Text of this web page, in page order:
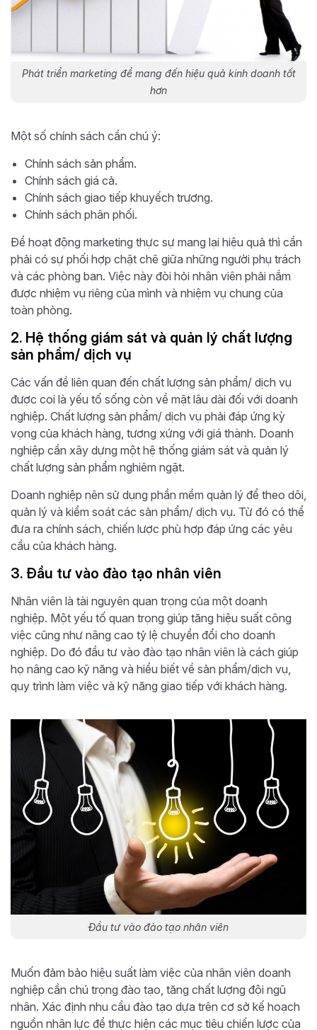
Phát triển marketing để mang đến hiệu quả kinh doanh tốt
hơn
Một số chính sách cần chú ý:
Chính sách sản phẩm.
Chính sách giá cả.
Chính sách giao tiếp khuyếch trương.
Chính sách phân phối.
Để hoạt động marketing thực sự mang lại hiệu quả thì cần
phải có sự phối hợp chặt chẽ giữa những người phụ trách
và các phòng ban. Việc này đòi hỏi nhân viên phải nắm
được nhiệm vụ riêng của mình và nhiệm vụ chung của
toàn phòng.
2. Hệ thống giám sát và quản lý chất lượng
sản phẩm/ dịch vụ
Các vấn đề liên quan đến chất lượng sản phẩm/ dịch vụ
được coi là yếu tố sống còn về mặt lâu dài đối với doanh
nghiệp. Chất lượng sản phẩm/ dịch vụ phải đáp ứng kỳ
vọng của khách hàng, tương xứng với giá thành. Doanh
nghiệp cần xây dựng một hệ thống giám sát và quản lý
chất lượng sản phẩm nghiêm ngặt.
Doanh nghiệp nên sử dụng phần mềm quản lý để theo dõi,
quản lý và kiểm soát các sản phẩm/ dịch vụ. Từ đó có thể
đưa ra chính sách, chiến lược phù hợp đáp ứng các yêu
cầu của khách hàng.
3. Đầu tư vào đào tạo nhân viên
Nhân viên là tài nguyên quan trọng của một doanh
nghiệp. Một yếu tố quan trọng giúp tăng hiệu suất công
việc cũng như nâng cao tỷ lệ chuyển đổi cho doanh
nghiệp. Do đó đầu tư vào đào tạo nhân viên là cách giúp
họ nâng cao kỹ năng và hiểu biết về sản phẩm/dịch vụ,
quy trình làm việc và kỹ năng giao tiếp với khách hàng.
Đầu tư vào đào tạo nhân viên
Muốn đảm bảo hiệu suất làm việc của nhân viên doanh
nghiệp cần chú trọng đào tạo, tăng chất lượng đội ngũ
nhân. Xác định nhu cầu đào tạo dựa trên cơ sở kế hoạch
nguồn nhân lực để thực hiện các mục tiêu chiến lược của